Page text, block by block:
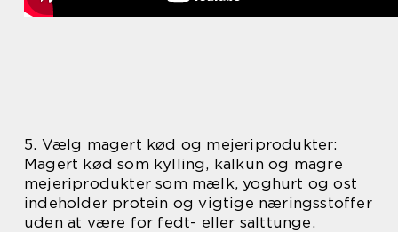
5. Vælg magert kød og mejeriprodukter:
Magert kød som kylling, kalkun og magre
mejeriprodukter som mælk, yoghurt og ost
indeholder protein og vigtige næringsstoffer
uden at være for fedt- eller salttunge.